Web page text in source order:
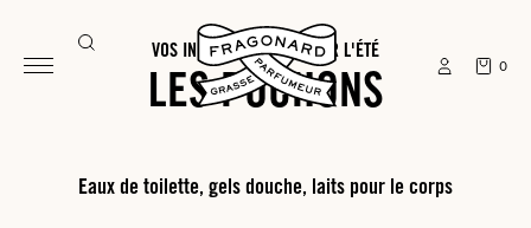
0
VOS INDISPENSABLES POUR L'ÉTÉ
LES POCHONS
Eaux de toilette, gels douche, laits pour le corps